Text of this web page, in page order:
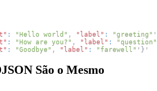
: "Hello world" , "label" : "greeting" '
: "How are you?" , "label" :
"question"
: "Goodbye" , "label" : "farewell" ' } '
São o Mesmo